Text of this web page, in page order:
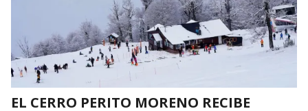
EL CERRO PERITO MORENO RECIBE